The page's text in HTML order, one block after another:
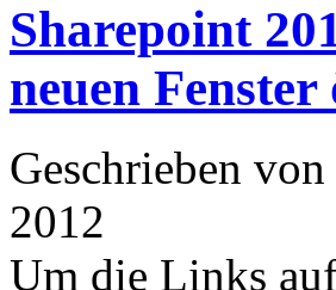
Sharepoint
neuen Fenster
Geschrieben von
2012
Um die Links